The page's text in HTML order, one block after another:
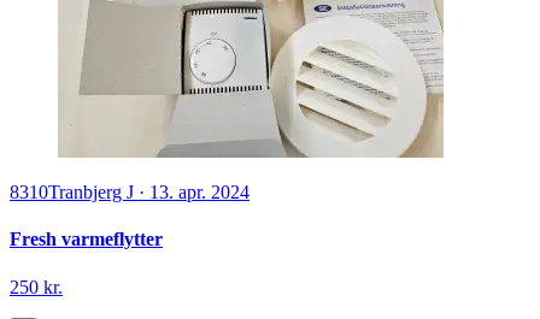
8310Tranbjerg J · 13. apr. 2024
Fresh varmeflytter
250 kr.